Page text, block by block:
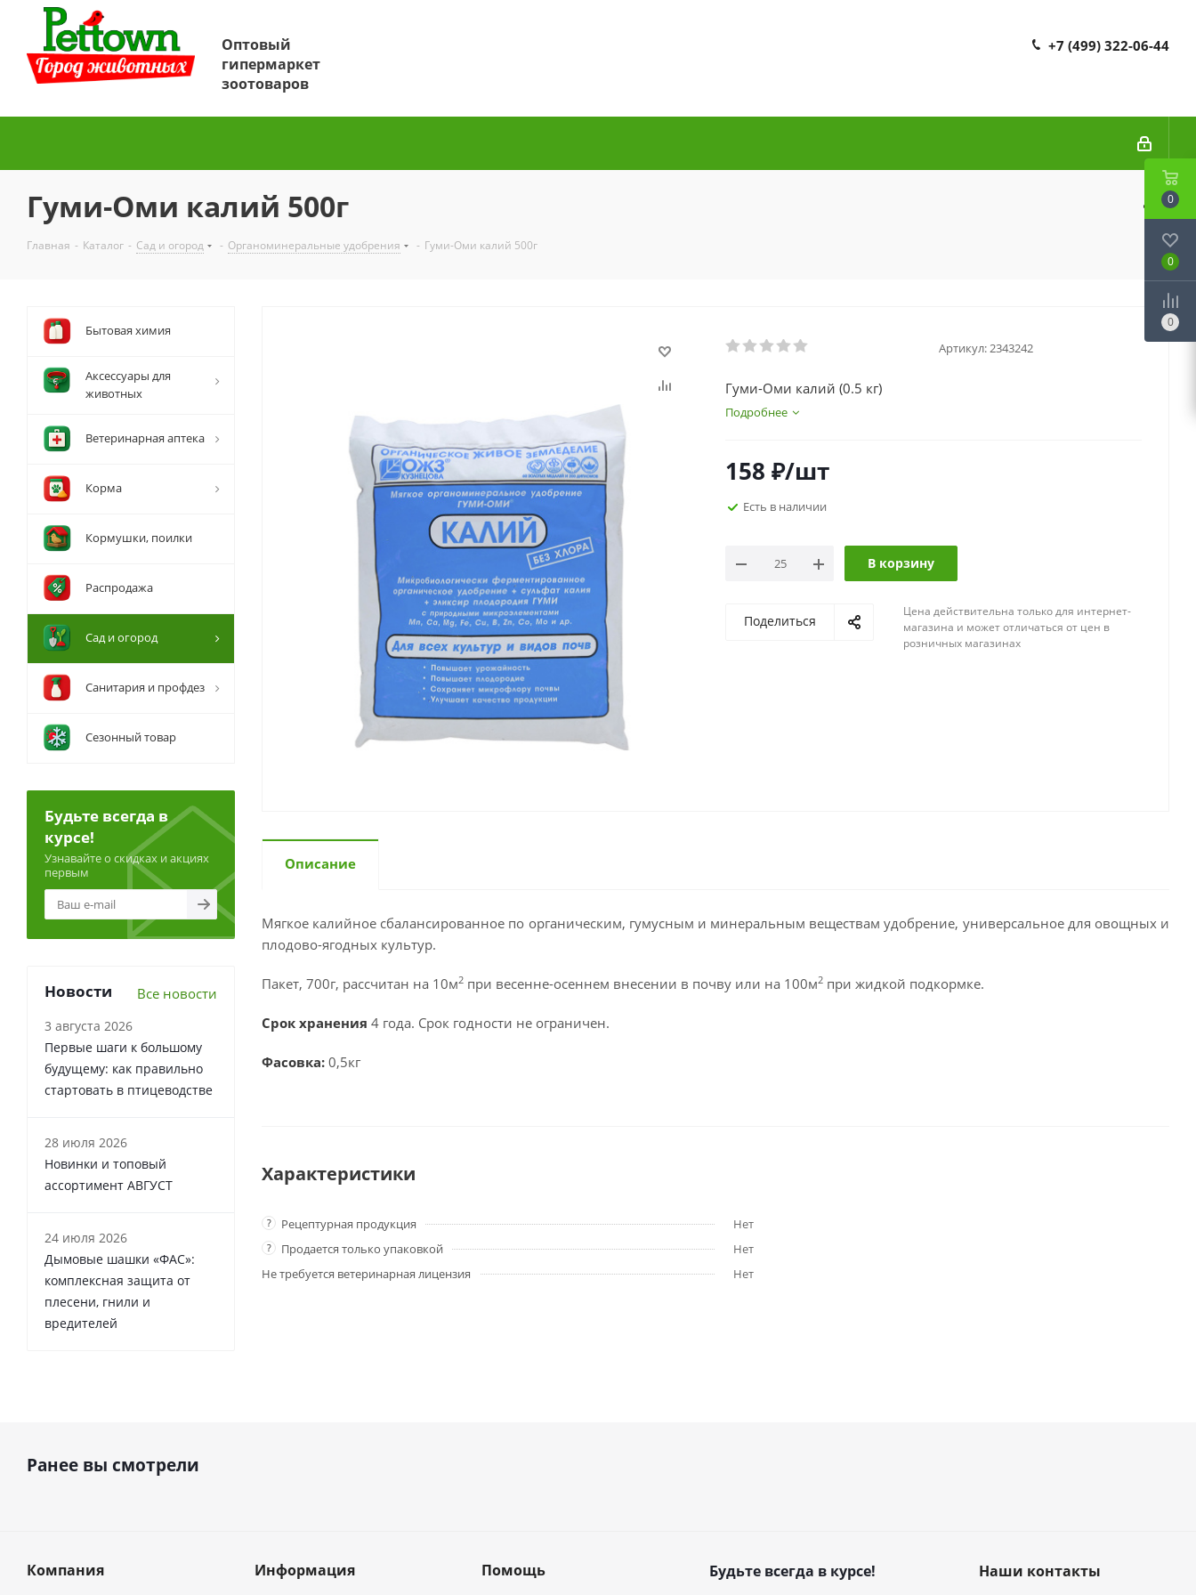
Оптовый
гипермаркет
зоотоваров
+7 (499) 322-06-44
Гуми-Оми калий 500г
Главная - Каталог - Сад и огород - Органоминеральные удобрения - Гуми-Оми калий 500г
Артикул: 2343242
Гуми-Оми калий (0.5 кг)
Подробнее
158 ₽/шт
Есть в наличии
В корзину
Поделиться
Цена действительна только для интернет-
магазина и может отличаться от цен в
розничных магазинах
Описание
Мягкое калийное сбалансированное по органическим, гумусным и минеральным веществам удобрение, универсальное для овощных и
плодово-ягодных культур.
Пакет, 700г, рассчитан на 10м2 при весенне-осеннем внесении в почву или на 100м2 при жидкой подкормке.
Срок хранения 4 года. Срок годности не ограничен.
Фасовка: 0,5кг
Характеристики
? Рецептурная продукция Нет
? Продается только упаковкой
Нет
Не требуется ветеринарная лицензия
Нет
Бытовая химия
Аксессуары для
животных
Ветеринарная аптека
Корма
Кормушки, поилки
Распродажа
Сад и огород
Санитария и профдез
Сезонный товар
Будьте всегда в
курсе!
Узнавайте о скидках и акциях
первым
Новости Все новости
3 августа 2026
Первые шаги к большому
будущему: как правильно
стартовать в птицеводстве
28 июля 2026
Новинки и топовый
ассортимент АВГУСТ
24 июля 2026
Дымовые шашки «ФАС»:
комплексная защита от
плесени, гнили и
вредителей
Ранее вы смотрели
Компания Информация Помощь Будьте всегда в курсе! Наши контакты
0
0
0